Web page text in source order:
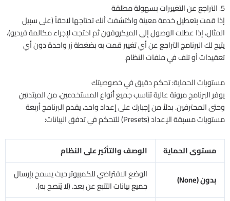
5. التراجع عن التغييرات بسهولة مطلقة
إذا قمت بتعطيل خدمة معينة واكتشفت أنك تحتاجها لاحقاً (على سبيل
المثال، إذا عطلت الوصول إلى الميكروفون ثم احتجت لإجراء مكالمة فيديو)،
يتيح لك البرنامج التراجع عن أي تغيير قمت به بضغطة زر واحدة دون أي
تعقيدات أو تلف في ملفات النظام.
مستويات الحماية: تحكم دقيق في خصوصيتك
يوفر البرنامج مرونة عالية تناسب جميع أنواع المستخدمين، من المبتدئين
وحتى المحترفين. بدلاً من إجبارك على إعداد واحد، يقدم البرنامج أربعة
مستويات مسبقة الإعداد (Presets) للتحكم في تدفق البيانات:
مستوى الحماية الوصف والتأثير على النظام
بدون (None)
الوضع الافتراضي للكمبيوتر حيث يسمح بإرسال
جميع بيانات التتبع عن بعد. (لا يُنصح به).